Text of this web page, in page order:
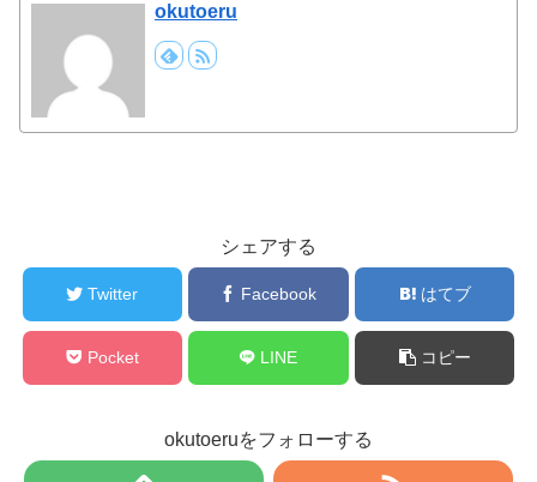
okutoeru
シェアする
Twitter Facebook はてブ
Pocket LINE コピー
okutoeruをフォローする